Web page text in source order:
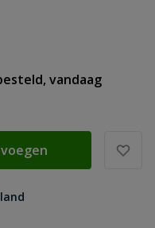
vandaag